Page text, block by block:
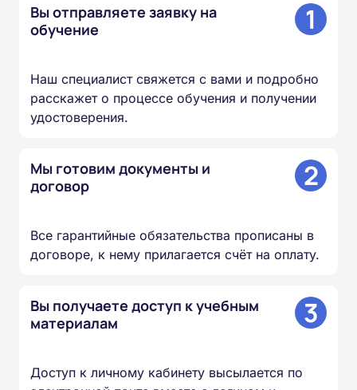
Вы отправляете заявку на
обучение
1
Наш специалист свяжется с вами и подробно
расскажет о процессе обучения и получении
удостоверения.
Мы готовим документы и
договор
2
Все гарантийные обязательства прописаны в
договоре, к нему прилагается счёт на оплату.
Вы получаете доступ к учебным
материалам
3
Доступ к личному кабинету высылается по